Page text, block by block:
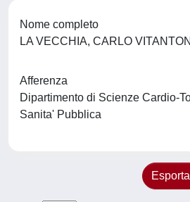
Nome completo
LA VECCHIA, CARLO
Afferenza
Dipartimento di Scienze Cardio-
Sanita' Pubblica